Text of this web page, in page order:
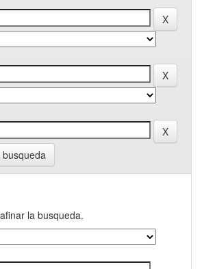
la busqueda.